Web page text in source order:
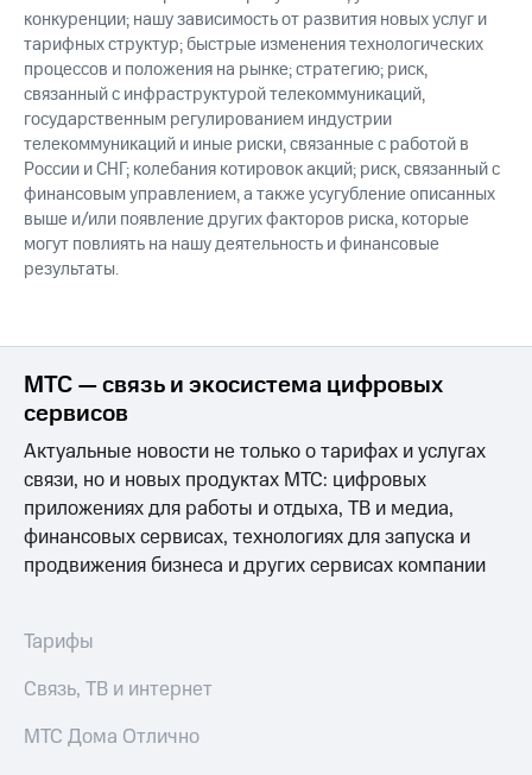
конкуренции; нашу зависимость от развития новых услуг и
тарифных структур; быстрые изменения технологических
процессов и положения на рынке; стратегию; риск,
связанный с инфраструктурой телекоммуникаций,
государственным регулированием индустрии
телекоммуникаций и иные риски, связанные с работой в
России и СНГ; колебания котировок акций; риск, связанный с
финансовым управлением, а также усугубление описанных
выше и/или появление других факторов риска, которые
могут повлиять на нашу деятельность и финансовые
результаты.
МТС — связь и экосистема цифровых
сервисов
Актуальные новости не только о тарифах и услугах
связи, но и новых продуктах МТС: цифровых
приложениях для работы и отдыха, ТВ и медиа,
финансовых сервисах, технологиях для запуска и
продвижения бизнеса и других сервисах компании
Тарифы
Связь, ТВ и интернет
МТС Дома Отлично